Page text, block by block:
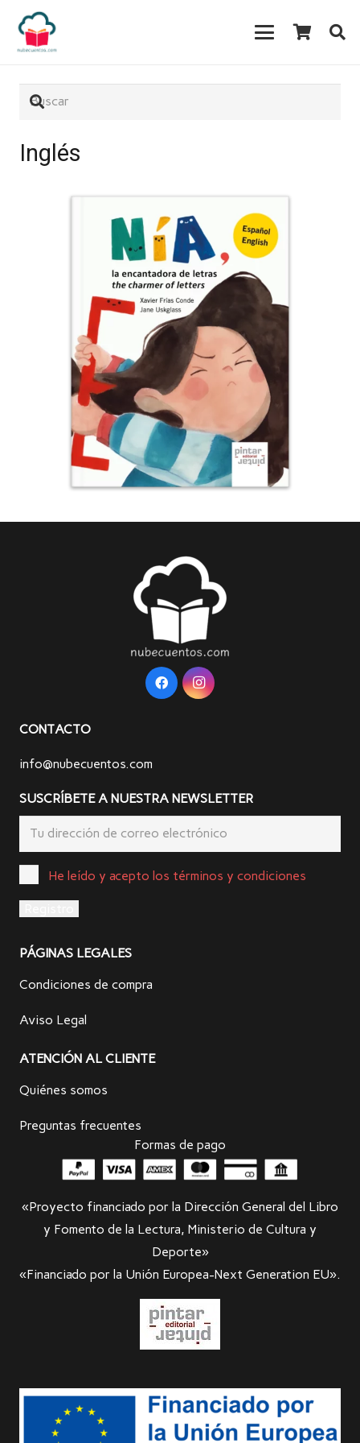
Inglés
CONTACTO
info@nubecuentos.com
SUSCRÍBETE A NUESTRA NEWSLETTER
He leído y acepto los términos y condiciones
PÁGINAS LEGALES
Condiciones de compra
Aviso Legal
ATENCIÓN AL CLIENTE
Quiénes somos
Preguntas frecuentes
Formas de pago
«Proyecto financiado por la Dirección General del Libro
y Fomento de la Lectura, Ministerio de Cultura y
Deporte»
«Financiado por la Unión Europea-Next Generation EU».